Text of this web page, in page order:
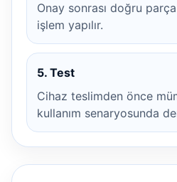
Onay sonrası doğru
işlem yapılır.
5. Test
Cihaz teslimden önce
kullanım senaryosunda